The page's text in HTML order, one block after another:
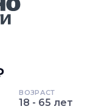
ВОЗРАСТ
18 - 65 лет